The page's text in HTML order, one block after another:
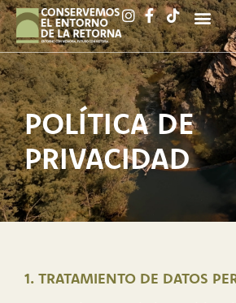
POLÍTICA DE
PRIVACIDAD
1. TRATAMIENTO DE DATOS